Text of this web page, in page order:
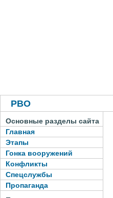
РВО
Основные разделы сайта
Главная
Этапы
Гонка вооружений
Конфликты
Спецслужбы
Пропаганда